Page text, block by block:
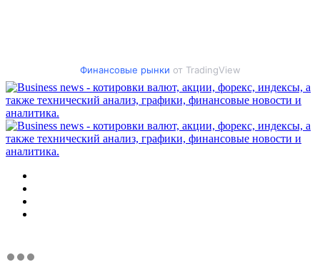
Финансовые рынки от TradingView